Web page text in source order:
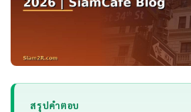
สรุปคำตอบ